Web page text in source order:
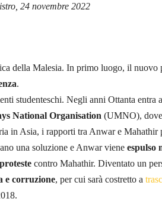
24 novembre 2022
della Malesia. In primo luogo, il nuovo
.
studenteschi. Negli anni Ottanta entra
National Organisation (UMNO),
in Asia, i rapporti tra Anwar e Mahathir
una soluzione e Anwar viene espulso
proteste contro Mahathir. Diventato un
e corruzione, per cui sarà costretto a